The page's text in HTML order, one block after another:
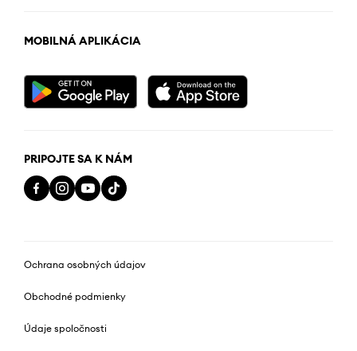
MOBILNÁ APLIKÁCIA
PRIPOJTE SA K NÁM
Ochrana osobných údajov
Obchodné podmienky
Údaje spoločnosti